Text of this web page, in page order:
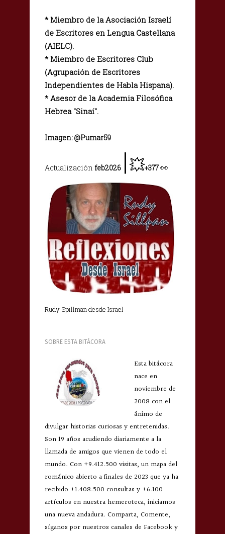
* Miembro de la Asociación Israelí
de Escritores en Lengua Castellana
(AIELC).
* Miembro de Escritores Club
(Agrupación de Escritores
Independientes de Habla Hispana).
* Asesor de la Academia Filosófica
Hebrea "Sinaí".
Imagen: @Pumar59
Actualización feb2026 |💥+377👀
Rudy Spillman desde Israel
SOBRE ESTA BITÁCORA
Esta bitácora
nace en
noviembre de
2008 con el
ánimo de
divulgar historias curiosas y entretenidas.
Son 19 años acudiendo diariamente a la
llamada de amigos que vienen de todo el
mundo. Con +9.412.500 visitas, un mapa del
románico abierto a finales de 2023 que ya ha
recibido +1.408.500 consultas y +6.100
artículos en nuestra hemeroteca, iniciamos
una nueva andadura. Comparta, Comente,
síganos por nuestros canales de Facebook y